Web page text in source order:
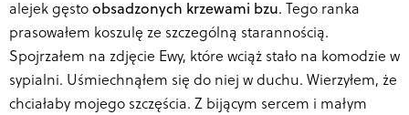
alejek gęstoobsadzonych krzewami bzu. Tego ranka
prasowałem koszulę ze szczególną starannością.
Spojrzałem na zdjęcie Ewy, które wciąż stało na komodzie w
sypialni. Uśmiechnąłem się do niej w duchu. Wierzyłem, że
chciałaby mojego szczęścia. Z bijącym sercem i małym